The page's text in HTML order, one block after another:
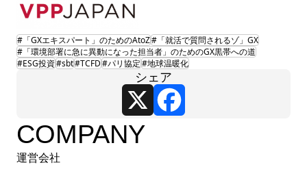
#「GXエキスパート」のためのAtoZ#「就活で質問されるゾ」GX
#「環境部署に急に異動になった担当者」のためのGX黒帯への道
#ESG投資#sbt#TCFD#パリ協定#地球温暖化
シェア
X
COMPANY
運営会社